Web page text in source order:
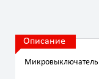
Описание